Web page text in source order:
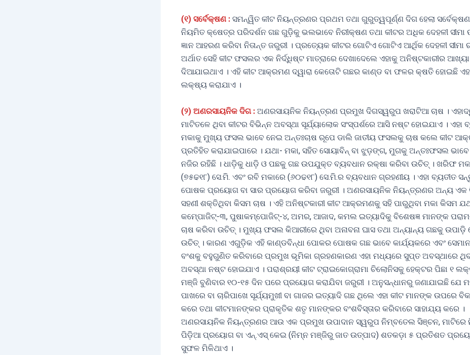
(୧) ସର୍ବେକ୍ଷଣ :ସମନ୍ୱିତ କୀଟ ନିୟନ୍ତ୍ରଣର ପ୍ରଥମ ତଥା ଗୁରୁତ୍ୱପୂର୍ଣ୍ଣ ଦିଗ ହେଲା ସର୍ବେକ୍ଷଣ
ନିୟମିତ କ୍ଷେତ୍ର ପରିଦର୍ଶନ ଗଛ ଗୁଡ଼ିକୁ ଭଲଭାବେ ନିରୀକ୍ଷଣ ତଥା କୀଟର ଅଧିକ ଦେହଳୀ ସୀମା
ଜ୍ଞାନ ଆହରଣ କରିବା ନିତାନ୍ତ ଜରୁରୀ । ପ୍ରତ୍ୟେକ କୀଟର ଗୋଟିଏ ଗୋଟିଏ ଆର୍ଥିକ ଦେହଳୀ ସୀମା
ଅର୍ଥାତ ସେହି କୀଟ ଫସଲର ଏକ ନିର୍ଦ୍ଧିଷ୍ଟ ମାତ୍ରାରେ ଦେଖାଦେଲେ ଏହାକୁ ଅନିଷ୍ଟକାରୀର ଆଖ୍ୟା
ଦିଆଯାଇଥାଏ । ଏହି କୀଟ ଆକ୍ରମଣ ଦ୍ୱାରା କେତୋଟି ଗଛର କାଣ୍ଡ ବା ଫଳର କ୍ଷତି ହୋଇଛି
ଲକ୍ଷ୍ୟ କରାଯାଏ ।
(୨) ଅଣରସାୟନିକ ଦିଗ :ଅଣରସାୟନିକ ନିୟନ୍ତ୍ରଣ ପ୍ରମୁଖ ଦିଗସ୍ୱରୁପ ଖରାଟିଆ ଚାଷ ।
ମାଟିତଳେ ଥିବା କୀଟର ବିଭିନ୍ନ ଅବସ୍ଥା ସୂର୍ଯ୍ୟାଲୋକ ସଂସ୍ପର୍ଶରେ ଆସି ନଷ୍ଟ ହୋଇଯାଏ । ଏହା
ମକାକୁ ମୁଖ୍ୟ ଫସଲ ଭାବେ ନେଇ ଅନ୍ତଃଚାଷ ରୂପେ ଡାଲି ଜାତୀୟ ଫସଲକୁ ଚାଷ କଲେ କୀଟ
ପ୍ରତିହିତ କରାଯାଇପାରେ । ଯଥା- ମକା, ସହିତ ସୋୟାବିନ୍‌ ବା ଝୁଡ଼ଙ୍ଗ, ମୁଗକୁ ଅନ୍ତଃଫସଲ ଭାବେ
ନଜିର ରହିଛି । ଧାଡ଼ିକୁ ଧାଡ଼ି ଓ ପଛକୁ ଗଛ ଉପଯୁକ୍ତ ବ୍ୟବଧାନ ରକ୍ଷା କରିବା ଉଚିତ୍‌ । ଖରିଫ
(୭୫ଢ୧୮) ସେ.ମି. ଏବଂ ରବି ମକାରେ (୬୦ଢ୧୮) ସେ.ମି.ର ବ୍ୟବଧାନ ଗ୍ରହଣୀୟ । ଏହା ବ୍ୟତୀତ
ପୋଷକ ପ୍ରୟୋଗ ବା ସାର ପ୍ରୟୋଗ କରିବା ଜରୁରୀ । ଅଣରସାୟନିକ ନିୟନ୍ତ୍ରଣର ଅନ୍ୟ ଏକ
ସହଣୀ ଶକ୍ତିଥିବା କିସମ ଚାଷ । ଏହି ଅନିଷ୍ଟକାରୀ କୀଟ ଆକ୍ରମଣକୁ ସହି ପାରୁଥିବା ମକା କିସମ
କମେ୍‌ପାଜିଟ୍‌-୩, ପୁଷାକମ୍ପୋଜିଟ୍‌-୪, ଅମର, ଆଜାଦ, କମଲ ଇତ୍ୟାଦିକୁ ବିଶେଷଜ୍ଞ ମାନଙ୍କ
ଚାଷ କରିବା ଉଚିତ୍‌ । ମୁଖ୍ୟ ଫସଲ କିଆରୀରେ ଥିବା ଅନାବନା ଘାସ ତଥା ଅନ୍ୟାନ୍ୟ ଗଛକୁ ଉପାଡ଼ି
ଉଚିତ୍‌ । କାରଣ ଏଗୁଡ଼ିକ ଏହି କାଣ୍ଡବିନ୍ଧା ପୋକର ପୋଷକ ଗଛ ଭାବେ କାର୍ଯ୍ୟକରେ ଏବଂ
ବଂଶକୁ ବହୁଗୁଣିତ କରିବାରେ ପ୍ରମୁଖ ଭୂମିକା ଗ୍ରହଣକାରଣ ଏହା ମଧ୍ୟରେ ସୁପ୍ତ ଅବସ୍ଥାରେ
ଅବସ୍ଥା ନଷ୍ଟ ହୋଇଯାଏ । ପରାଶ୍ରୟୀ କୀଟ ଟ୍ରାଇକୋଗ୍ରାମା ଚିଲୋନିସକୁ ହେକ୍ଟର ପିଛା ୧
ମଞ୍ଜି ବୁଣିବାର ୧୦-୧୫ ଦିନ ପରେ ପ୍ରୟୋଗ କରାଯିବା ଜରୁରୀ । ଅନୁସନ୍ଧାନରୁ ଜଣାଯାଇଛି ଯେ
ପାଖରେ ବା ଚାରିପାଖେ ସୂର୍ଯ୍ୟମୁଖୀ ବା ଗାଜର ଇତ୍ୟାଦି ଗଛ ଥିଲେ ଏହା କୀଟ ମାନଙ୍କ ଉପରେ
କରେ ତଥା କୀଟମାନଙ୍କର ପ୍ରାକୃତିକ ଶତୃ ମାନଙ୍କର ବଂଶବିସ୍ତାର କରିବାରେ ସାହାଯ୍ୟ କରେ ।
ଅଣରସାୟନିକ ନିୟନ୍ତ୍ରଣର ଆଉ ଏକ ପ୍ରମୁଖ ଉପାଦାନ ସ୍ୱରୁପ ନିମ୍ବତେଲ ସିଞ୍ଚନ, ମାଟିରେ
ପିଡ଼ିଆ ପ୍ରୟୋଗ ବା ଏନ୍‌.ଏସ୍‌ କେଇ (ନିମ୍ନ ମଞ୍ଜିରୁ ଜାତ ଉତ୍ପାଦ) ଶତକଡ଼ା ୫ ପ୍ରତିଶତ
ସୁଫଳ ମିଳିଥାଏ ।